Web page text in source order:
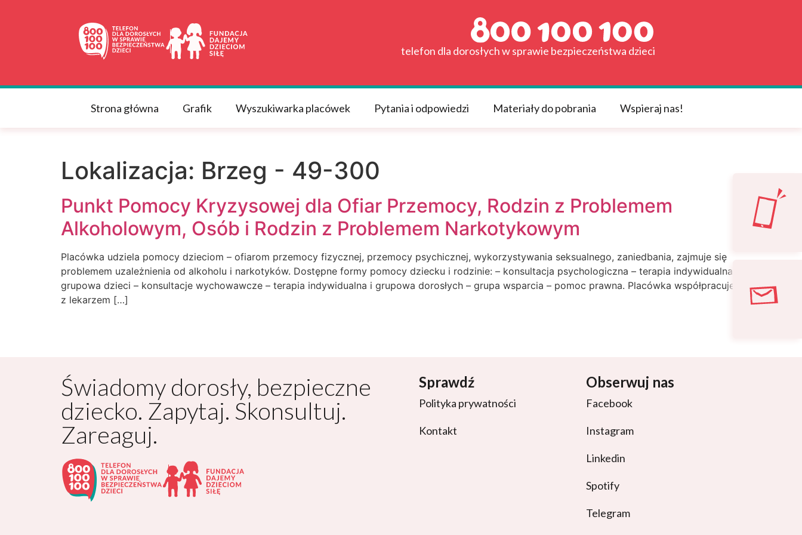
telefon dla dorosłych w sprawie bezpieczeństwa dzieci
Strona główna Grafik Wyszukiwarka placówek Pytania i odpowiedzi Materiały do pobrania Wspieraj nas!
Lokalizacja: Brzeg - 49-300
Punkt Pomocy Kryzysowej dla Ofiar Przemocy, Rodzin z Problemem
Alkoholowym, Osób i Rodzin z Problemem Narkotykowym
Placówka udziela pomocy dzieciom – ofiarom przemocy fizycznej, przemocy psychicznej, wykorzystywania seksualnego, zaniedbania, zajmuje się
problemem uzależnienia od alkoholu i narkotyków. Dostępne formy pomocy dziecku i rodzinie: – konsultacja psychologiczna – terapia indywidualna i
grupowa dzieci – konsultacje wychowawcze – terapia indywidualna i grupowa dorosłych – grupa wsparcia – pomoc prawna. Placówka współpracuje
z lekarzem […]
Świadomy dorosły, bezpieczne
dziecko. Zapytaj. Skonsultuj.
Zareaguj.
Sprawdź
Polityka prywatności
Kontakt
Obserwuj nas
Facebook
Instagram
Linkedin
Spotify
Telegram